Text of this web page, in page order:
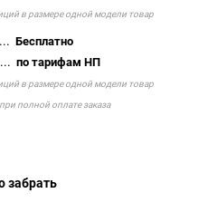
в размере одной модели товар
Бесплатно
по тарифам НП
в размере одной модели товар
полной оплате заказа
забрать